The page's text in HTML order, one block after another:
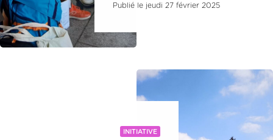
Publié le jeudi 27 février 2025
INITIATIVE